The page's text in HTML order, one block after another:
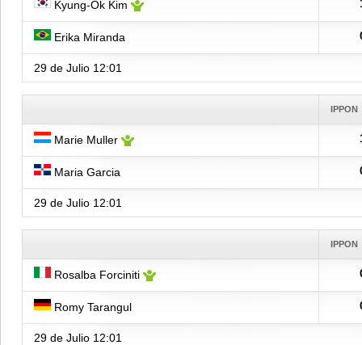
Kyung-Ok Kim
Erika Miranda
29 de Julio 12:01
IPPON
Marie Muller
Maria Garcia
29 de Julio 12:01
IPPON
Rosalba Forciniti
Romy Tarangul
29 de Julio 12:01